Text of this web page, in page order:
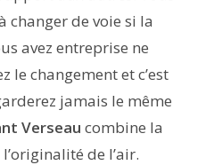
changer de voie si la
avez entreprise ne
le changement et c’est
jamais le même
Verseau combine la
de l’air.